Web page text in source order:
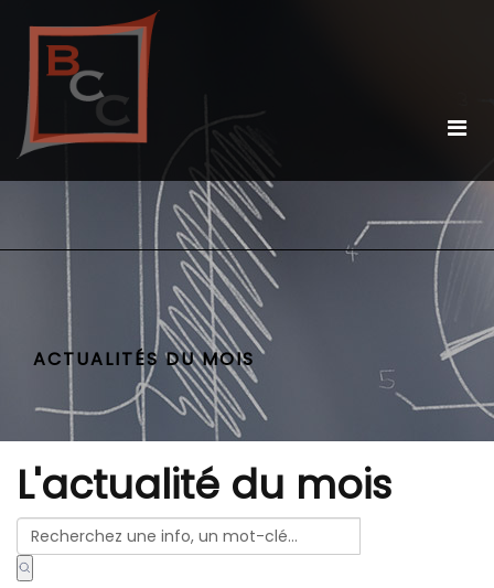
ACTUALITÉS DU MOIS
L'actualité du mois